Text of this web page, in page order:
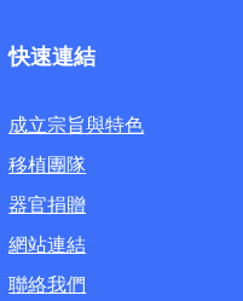
快速連結
成立宗旨與特色
移植團隊
器官捐贈
網站連結
聯絡我們